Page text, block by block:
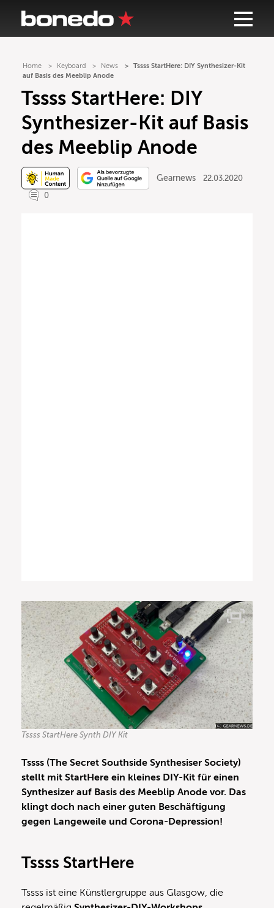
Home Keyboard News
Tssss StartHere: DIY Synthesizer-Kit
auf Basis des Meeblip Anode
Tssss StartHere: DIY
Synthesizer-Kit auf Basis
des Meeblip Anode
Gearnews
22.03.2020
0
Tssss StartHere Synth DIY Kit
Tssss (The Secret Southside Synthesiser Society)
stellt mit StartHere ein kleines DIY-Kit für einen
Synthesizer auf Basis des Meeblip Anode vor. Das
klingt doch nach einer guten Beschäftigung
gegen Langeweile und Corona-Depression!
Tssss StartHere
Tssss ist eine Künstlergruppe aus Glasgow, die